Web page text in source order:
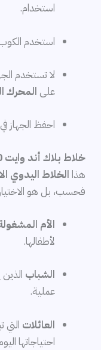
استخدام.
استخدم
لا تستخدم
على المحرك
احفظ الجهاز
خلاط بلاك أند وايت HB-1130: الاستثمار الأمثل لمطبخك
هذا الخلاط اليدوي
فحسب، بل هو الاختيار
الأم
لأطفالها.
الشباب
عملية.
العائلات
احتياجاتها